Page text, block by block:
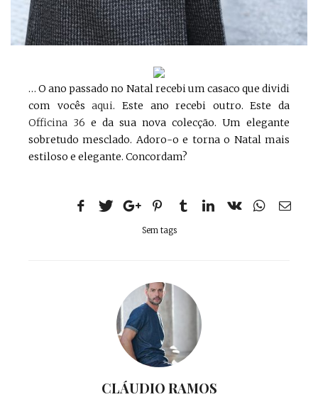
… O ano passado no Natal recebi um casaco que dividi
com vocêsaqui. Este ano recebi outro. Este da
Officina 36 e da sua nova colecção. Um elegante
sobretudo mesclado. Adoro-o e torna o Natal mais
estiloso e elegante. Concordam?
Sem tags
CLÁUDIO RAMOS